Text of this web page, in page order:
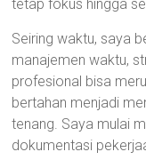
tetap fokus hingga
Seiring waktu, saya
manajemen waktu,
profesional bisa
bertahan menjadi
tenang. Saya mulai
dokumentasi